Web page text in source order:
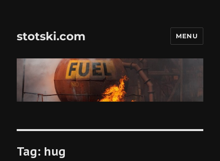
stotski.com MENU
Tag: hug